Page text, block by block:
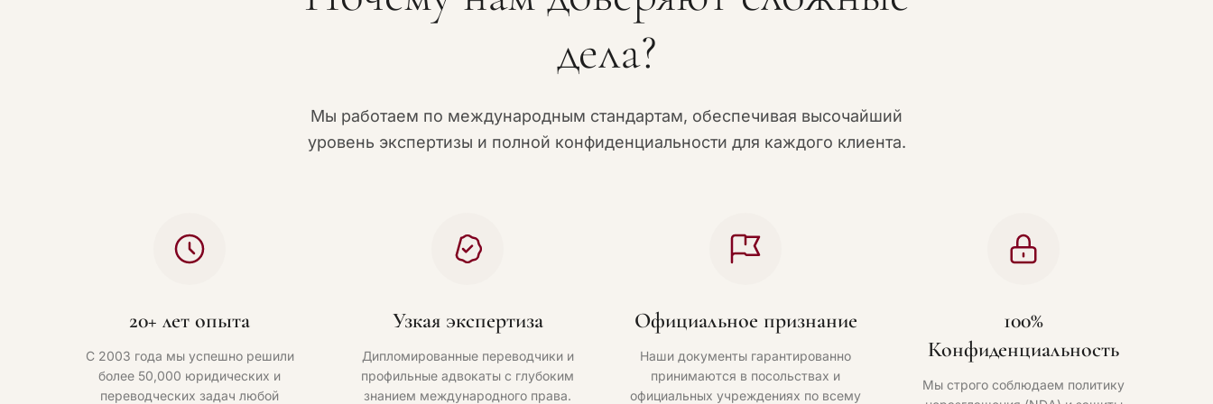
дела?
Мы работаем по международным стандартам, обеспечивая высочайший
уровень экспертизы и полной конфиденциальности для каждого клиента.
20+ лет опыта
С 2003 года мы успешно решили
более 50,000 юридических и
переводческих задач любой
Узкая экспертиза
Дипломированные переводчики и
профильные адвокаты с глубоким
знанием международного права.
Официальное признание
Наши документы гарантированно
принимаются в посольствах и
официальных учреждениях по всему
100%
Конфиденциальность
Мы строго соблюдаем политику